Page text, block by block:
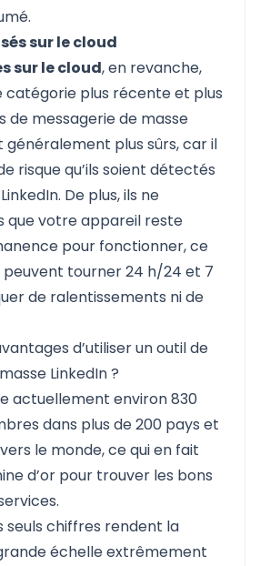
sur le cloud
sur le cloud, en revanche,
catégorie plus récente et plus
de messagerie de masse
généralement plus sûrs, car il
risque qu’ils soient détectés
De plus, ils ne
que votre appareil reste
pour fonctionner, ce
peuvent tourner 24 h/24 et 7
de ralentissements ni de
d’utiliser un outil de
LinkedIn ?
actuellement environ 830
dans plus de 200 pays et
le monde, ce qui en fait
d’or pour trouver les bons
seuls chiffres rendent la
échelle extrêmement